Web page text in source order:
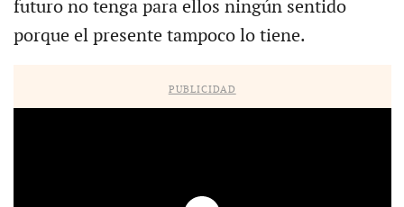
futuro no tenga para ellos ningún sentido
porque el presente tampoco lo tiene.
PUBLICIDAD